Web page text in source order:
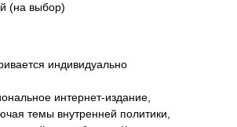
(на выбор)
индивидуально
интернет-издание,
темы внутренней политики,